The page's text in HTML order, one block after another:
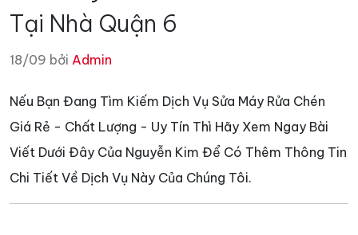
Tại Nhà Quận 6
18/09 bởi Admin
Nếu Bạn Đang Tìm Kiếm Dịch Vụ Sửa Máy Rửa Chén
Giá Rẻ - Chất Lượng - Uy Tín Thì Hãy Xem Ngay Bài
Viết Dưới Đây Của Nguyễn Kim Để Có Thêm Thông Tin
Chi Tiết Về Dịch Vụ Này Của Chúng Tôi.